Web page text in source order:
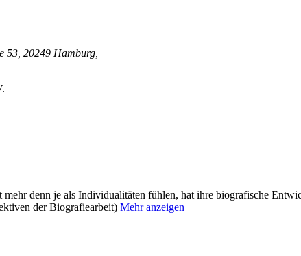
53, 20249 Hamburg,
denn je als Individualitäten fühlen, hat ihre biografische
der Biografiearbeit) Mehr anzeigen